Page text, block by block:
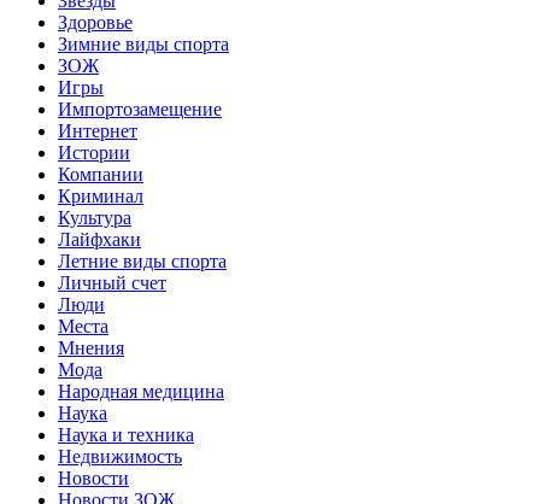
Здоровье
Зимние виды спорта
ЗОЖ
Игры
Импортозамещение
Интернет
Истории
Компании
Криминал
Культура
Лайфхаки
Летние виды спорта
Личный счет
Люди
Места
Мнения
Мода
Народная медицина
Наука
Наука и техника
Недвижимость
Новости
Новости ЗОЖ